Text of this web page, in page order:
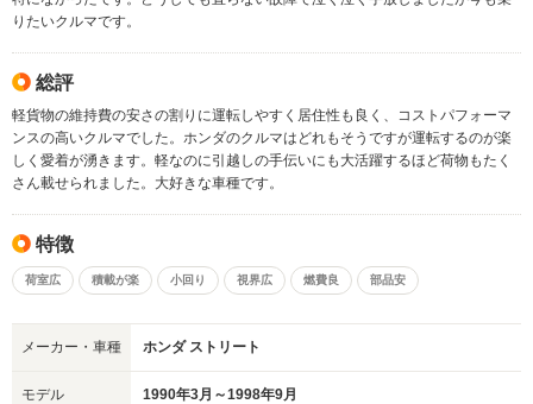
りたいクルマです。
総評
軽貨物の維持費の安さの割りに運転しやすく居住性も良く、コストパフォーマ
ンスの高いクルマでした。ホンダのクルマはどれもそうですが運転するのが楽
しく愛着が湧きます。軽なのに引越しの手伝いにも大活躍するほど荷物もたく
さん載せられました。大好きな車種です。
特徴
荷室広 積載が楽 小回り 視界広 燃費良 部品安
メーカー・車種 ホンダ ストリート
モデル 1990年3月～1998年9月